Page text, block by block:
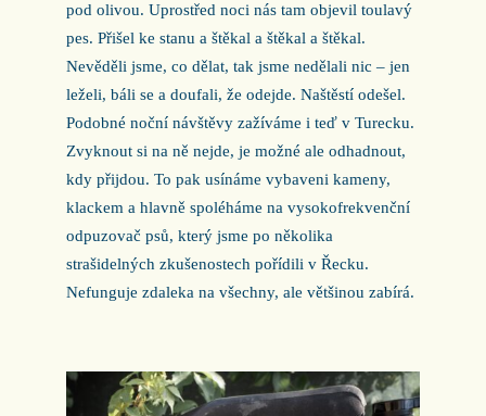
pod olivou. Uprostřed noci nás tam objevil toulavý
pes. Přišel ke stanu a štěkal a štěkal a štěkal.
Nevěděli jsme, co dělat, tak jsme nedělali nic – jen
leželi, báli se a doufali, že odejde. Naštěstí odešel.
Podobné noční návštěvy zažíváme i teď v Turecku.
Zvyknout si na ně nejde, je možné ale odhadnout,
kdy přijdou. To pak usínáme vybaveni kameny,
klackem a hlavně spoléháme na vysokofrekvenční
odpuzovač psů, který jsme po několika
strašidelných zkušenostech pořídili v Řecku.
Nefunguje zdaleka na všechny, ale většinou zabírá.